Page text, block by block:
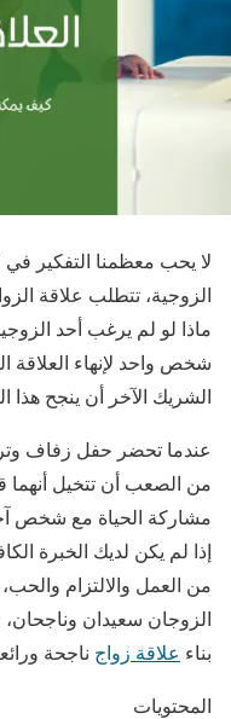
لا يحب معظمنا التفكير
الزوجية، تتطلب علاقة
ماذا لو لم يرغب أحد
شخص واحد لإنهاء العلاقة
الشريك الآخر أن ينجح هذا
عندما تحضر حفل زفاف
من الصعب أن تتخيل أنهما
مشاركة الحياة مع شخص
إذا لم يكن لديك الخبرة
من العمل والالتزام
الزوجان سعيدان
بناء علاقة زواج ناجحة
المحتويات